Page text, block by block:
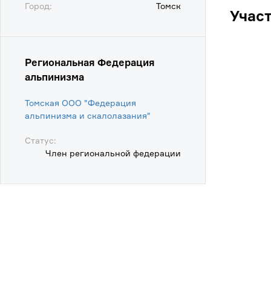
Город: Томск
Региональная Федерация
альпинизма
Томская ООО "Федерация
альпинизма и скалолазания"
Статус:
Член региональной федерации